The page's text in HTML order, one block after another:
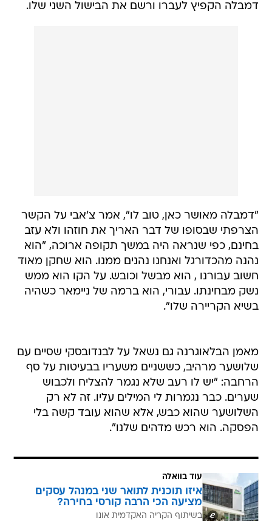
דמבלה הקפיץ לעברו ורשם את הבישול השני שלו.
"דמבלה מאושר כאן, טוב לו", אמר צ'אבי על הקשר
הצרפתי שבסופו של דבר האריך את חוזהו ולא עזב
בחינם, כפי שנראה היה במשך תקופה ארוכה, "הוא
נהנה מהכדורגל ואנחנו נהנים ממנו. הוא שחקן מאוד
חשוב עבורנו , הוא מבשל וכובש. על הקו הוא ממש
נשק מבחינתו. עבורי, הוא ברמה של ניימאר כשהיה
בשיא הקריירה שלו".
מאמן הבלאוגרנה גם נשאל על לבנדובסקי שסיים עם
שלושער מרהיב, כששניים משעריו בבעיטות על סף
הרחבה: "יש לו רעב שלא נגמר להצליח ולכבוש
שערים. כבר נגמרות לי המילים עליו. זה לא רק
השלושער שהוא כבש, אלא שהוא עובד קשה בלי
הפסקה. הוא רכש מדהים שלנו".
עוד בוואלה
איזו תוכנית לתואר שני במנהל עסקים
מציעה הכי הרבה קורסי בחירה?
בשיתוף הקריה האקדמית אונו